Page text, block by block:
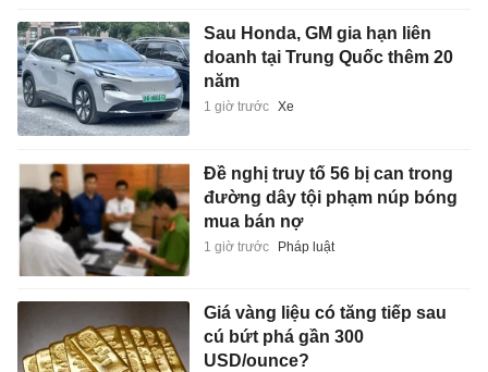
Sau Honda, GM gia hạn liên
doanh tại Trung Quốc thêm 20
năm
1 giờ trước Xe
Đề nghị truy tố 56 bị can trong
đường dây tội phạm núp bóng
mua bán nợ
1 giờ trước Pháp luật
Giá vàng liệu có tăng tiếp sau
cú bứt phá gần 300
USD/ounce?